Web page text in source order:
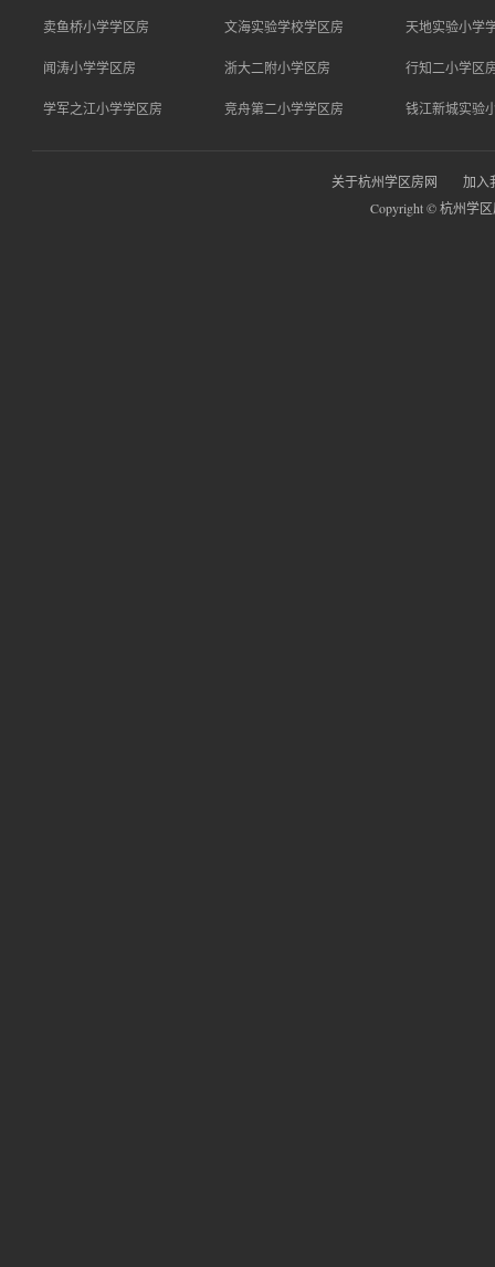
卖鱼桥小学学区房 文海实验学校学区房 天地实验小学
闻涛小学学区房 浙大二附小学区房 行知二小学区
学军之江小学学区房 竞舟第二小学学区房 钱江新城实验
关于杭州学区房网
加入
Copyright © 杭州学